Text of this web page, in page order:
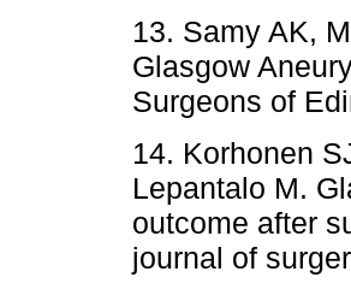
13. Samy AK,
Glasgow
Surgeons of
14. Korhonen
Lepantalo M.
outcome after
journal of